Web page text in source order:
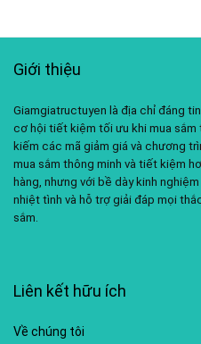
Giới thiệu
Giamgiatructuyen là địa chỉ đáng
cơ hội tiết kiệm tối ưu khi mua
kiếm các mã giảm giá và chương
mua sắm thông minh và tiết kiệm
hàng, nhưng với bề dày kinh
nhiệt tình và hỗ trợ giải đáp mọi
sắm.
Liên kết hữu ích
Về chúng tôi